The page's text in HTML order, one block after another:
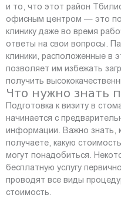
и то, что этот район
офисным центром — это
клинику даже во время
ответы на свои вопросы.
клиники, расположенные в
позволяет им избежать
получить
Что нужно знать
Подготовка к визиту в
начинается с
информации. Важно знать,
получаете, какую
могут понадобиться.
бесплатную услугу
проводят все виды
стоимость.